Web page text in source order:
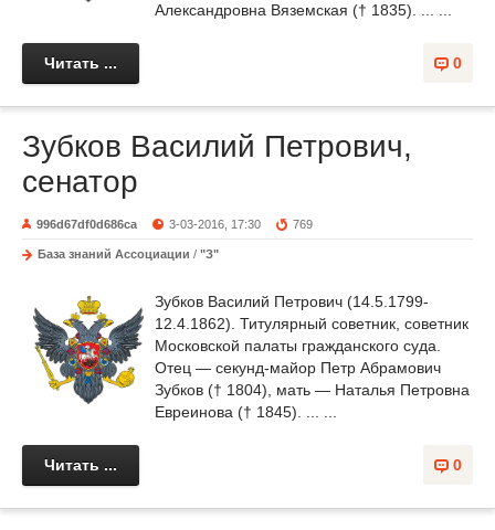
Александровна Вяземская († 1835). ... ...
0
Читать ...
Зубков Василий Петрович,
сенатор
996d67df0d686ca 3-03-2016, 17:30 769
База знаний Ассоциации / "З"
Зубков Василий Петрович (14.5.1799-
12.4.1862). Титулярный советник, советник
Московской палаты гражданского суда.
Отец — секунд-майор Петр Абрамович
Зубков († 1804), мать — Наталья Петровна
Евреинова († 1845). ... ...
0
Читать ...